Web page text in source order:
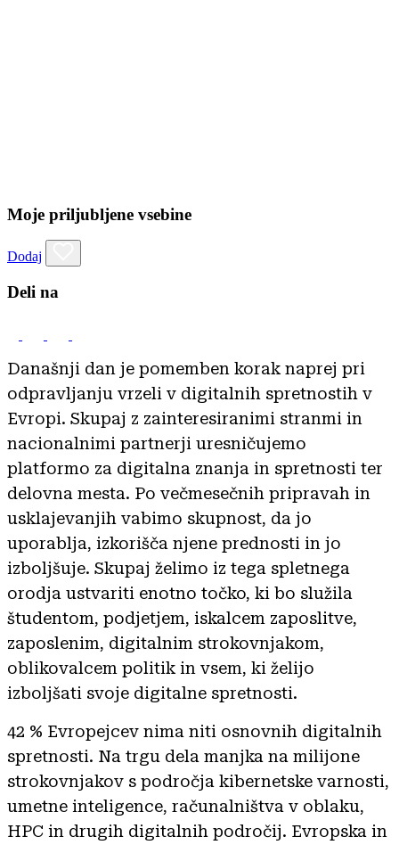
Moje priljubljene vsebine
Dodaj
Deli na
Današnji dan je pomemben korak naprej pri
odpravljanju vrzeli v digitalnih spretnostih v
Evropi. Skupaj z zainteresiranimi stranmi in
nacionalnimi partnerji uresničujemo
platformo za digitalna znanja in spretnosti ter
delovna mesta. Po večmesečnih pripravah in
usklajevanjih vabimo skupnost, da jo
uporablja, izkorišča njene prednosti in jo
izboljšuje. Skupaj želimo iz tega spletnega
orodja ustvariti enotno točko, ki bo služila
študentom, podjetjem, iskalcem zaposlitve,
zaposlenim, digitalnim strokovnjakom,
oblikovalcem politik in vsem, ki želijo
izboljšati svoje digitalne spretnosti.
42 % Evropejcev nima niti osnovnih digitalnih
spretnosti. Na trgu dela manjka na milijone
strokovnjakov s področja kibernetske varnosti,
umetne inteligence, računalništva v oblaku,
HPC in drugih digitalnih področij. Evropska in